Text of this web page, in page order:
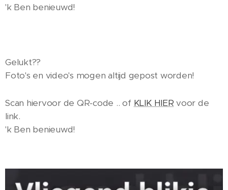
'k Ben benieuwd!
Gelukt??
Foto's en video's mogen altijd gepost worden!
Scan hiervoor de QR-code .. of KLIK HIER voor de
link.
'k Ben benieuwd!